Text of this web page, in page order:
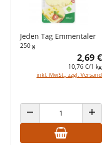
Jeden Tag Emmentaler
250 g
2,69 €
10,76 €/1 kg
inkl. MwSt., zzgl. Versand
ANZAHL VERRINGERN